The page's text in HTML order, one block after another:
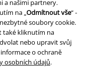
a našimi partnery.
na „Odmítnout vše“ -
soubory cookie.
také kliknutím na
nebo upravit svůj
informace o ochraně
osobních údajů.